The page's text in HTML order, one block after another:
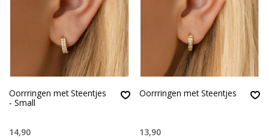
Oorrringen met Steentjes
- Small
14,90
Oorrringen met Steentjes
13,90